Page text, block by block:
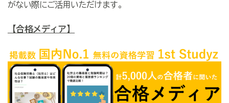
がない際にご活用いただけます。
【合格メディア】